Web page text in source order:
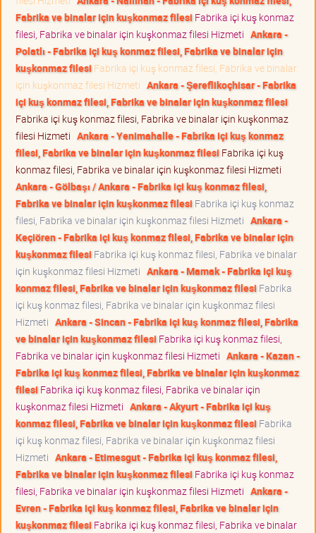
Fabrika ve binalar için kuşkonmaz filesi Fabrika içi kuş konmaz
filesi, Fabrika ve binalar için kuşkonmaz filesi Hizmeti Ankara -
Polatlı - Fabrika içi kuş konmaz filesi, Fabrika ve binalar için
kuşkonmaz filesi Fabrika içi kuş konmaz filesi, Fabrika ve binalar
için kuşkonmaz filesi Hizmeti Ankara - Şereflikoçhisar - Fabrika
içi kuş konmaz filesi, Fabrika ve binalar için kuşkonmaz filesi
Fabrika içi kuş konmaz filesi, Fabrika ve binalar için kuşkonmaz
filesi Hizmeti Ankara - Yenimahalle - Fabrika içi kuş konmaz
filesi, Fabrika ve binalar için kuşkonmaz filesi Fabrika içi kuş
konmaz filesi, Fabrika ve binalar için kuşkonmaz filesi Hizmeti
Ankara - Gölbaşı / Ankara - Fabrika içi kuş konmaz filesi,
Fabrika ve binalar için kuşkonmaz filesi Fabrika içi kuş konmaz
filesi, Fabrika ve binalar için kuşkonmaz filesi Hizmeti Ankara -
Keçiören - Fabrika içi kuş konmaz filesi, Fabrika ve binalar için
kuşkonmaz filesi Fabrika içi kuş konmaz filesi, Fabrika ve binalar
için kuşkonmaz filesi Hizmeti Ankara - Mamak - Fabrika içi kuş
konmaz filesi, Fabrika ve binalar için kuşkonmaz filesi Fabrika
içi kuş konmaz filesi, Fabrika ve binalar için kuşkonmaz filesi
Hizmeti Ankara - Sincan - Fabrika içi kuş konmaz filesi, Fabrika
ve binalar için kuşkonmaz filesi Fabrika içi kuş konmaz filesi,
Fabrika ve binalar için kuşkonmaz filesi Hizmeti Ankara - Kazan -
Fabrika içi kuş konmaz filesi, Fabrika ve binalar için kuşkonmaz
filesi Fabrika içi kuş konmaz filesi, Fabrika ve binalar için
kuşkonmaz filesi Hizmeti Ankara - Akyurt - Fabrika içi kuş
konmaz filesi, Fabrika ve binalar için kuşkonmaz filesi Fabrika
içi kuş konmaz filesi, Fabrika ve binalar için kuşkonmaz filesi
Hizmeti Ankara - Etimesgut - Fabrika içi kuş konmaz filesi,
Fabrika ve binalar için kuşkonmaz filesi Fabrika içi kuş konmaz
filesi, Fabrika ve binalar için kuşkonmaz filesi Hizmeti Ankara -
Evren - Fabrika içi kuş konmaz filesi, Fabrika ve binalar için
kuşkonmaz filesi Fabrika içi kuş konmaz filesi, Fabrika ve binalar